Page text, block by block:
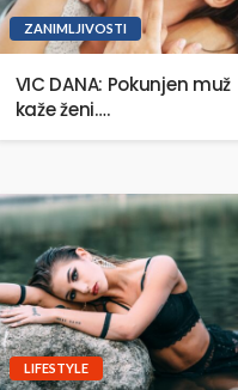
ZANIMLJIVOSTI
VIC DANA: Pokunjen muž
kaže ženi….
LIFESTYLE